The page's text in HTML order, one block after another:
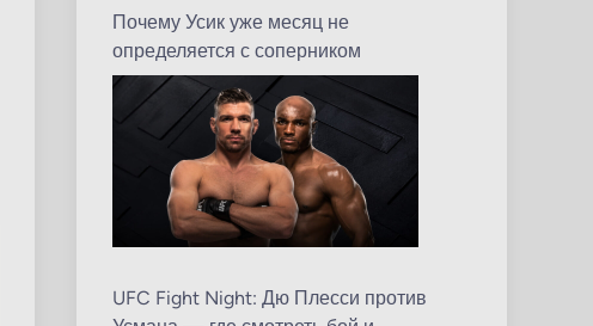
Почему Усик уже месяц не
определяется с соперником
UFC Fight Night: Дю Плесси против